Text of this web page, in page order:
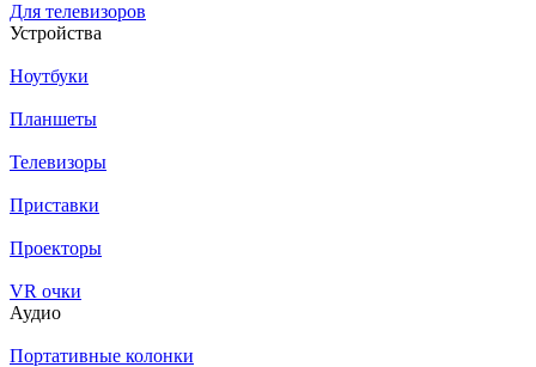
Для телевизоров
Устройства
Ноутбуки
Планшеты
Телевизоры
Приставки
Проекторы
VR очки
Аудио
Портативные колонки